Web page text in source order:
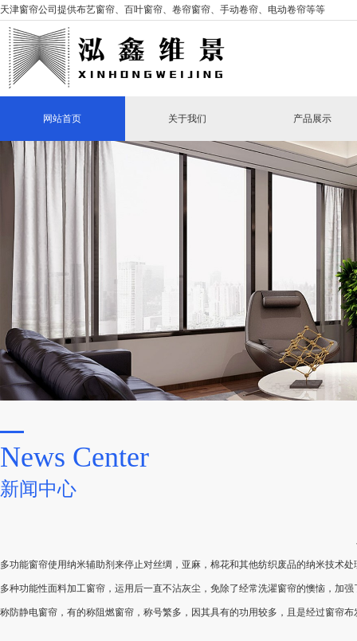
天津窗帘公司提供布艺窗帘、百叶窗帘、卷帘窗帘、手动卷帘、电动卷帘等等
网站首页 关于我们 产品展示
News Center
新闻中心
多功能窗帘使用纳米辅助剂来停止对丝绸，亚麻，棉花和其他纺织废品的纳米技术
多种功能性面料加工窗帘，运用后一直不沾灰尘，免除了经常洗濯窗帘的懊恼，加
称防静电窗帘，有的称阻燃窗帘，称号繁多，因其具有的功用较多，且是经过窗帘